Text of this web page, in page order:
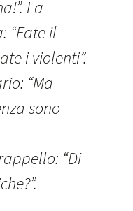
La
“Fate il
i violenti”.
“Ma
sono
“Di